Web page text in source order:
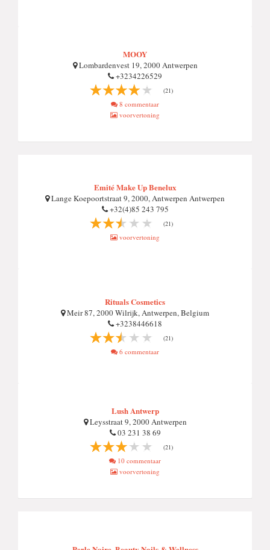
MOOY
Lombardenvest 19, 2000 Antwerpen
+3234226529
(21)
8 commentaar
voorvertoning
Emité Make Up Benelux
Lange Koepoortstraat 9, 2000, Antwerpen Antwerpen
+32(4)85 243 795
(21)
voorvertoning
Rituals Cosmetics
Meir 87, 2000 Wilrijk, Antwerpen, Belgium
+3238446618
(21)
6 commentaar
Lush Antwerp
Leysstraat 9, 2000 Antwerpen
03 231 38 69
(21)
10 commentaar
voorvertoning